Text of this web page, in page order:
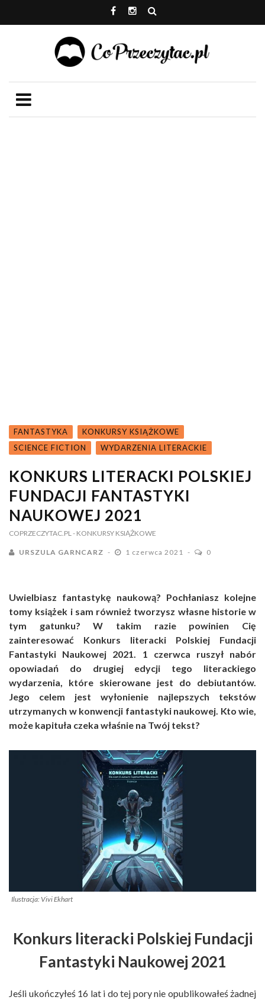
FANTASTYKA
KONKURSY KSIĄŻKOWE
SCIENCE FICTION
WYDARZENIA LITERACKIE
KONKURS LITERACKI POLSKIEJ
FUNDACJI FANTASTYKI
NAUKOWEJ 2021
COPRZECZYTAC.PL - KONKURSY KSIĄŻKOWE
URSZULA GARNCARZ 1 czerwca 2021 0
Uwielbiasz fantastykę naukową? Pochłaniasz kolejne
tomy książek i sam również tworzysz własne historie w
tym gatunku? W takim razie powinien Cię
zainteresować Konkurs literacki Polskiej Fundacji
Fantastyki Naukowej 2021. 1 czerwca ruszył nabór
opowiadań do drugiej edycji tego literackiego
wydarzenia, które skierowane jest do debiutantów.
Jego celem jest wyłonienie najlepszych tekstów
utrzymanych w konwencji fantastyki naukowej. Kto wie,
może kapituła czeka właśnie na Twój tekst?
Ilustracja: Vivi Ekhart
Konkurs literacki Polskiej Fundacji
Fantastyki Naukowej 2021
Jeśli ukończyłeś 16 lat i do tej pory nie opublikowałeś żadnej